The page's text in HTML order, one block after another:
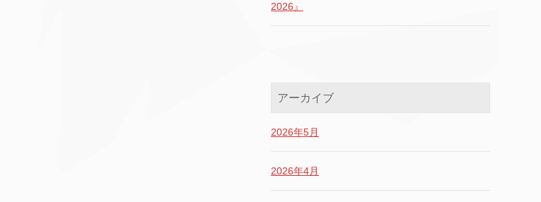
2026』
アーカイブ
2026年5月
2026年4月